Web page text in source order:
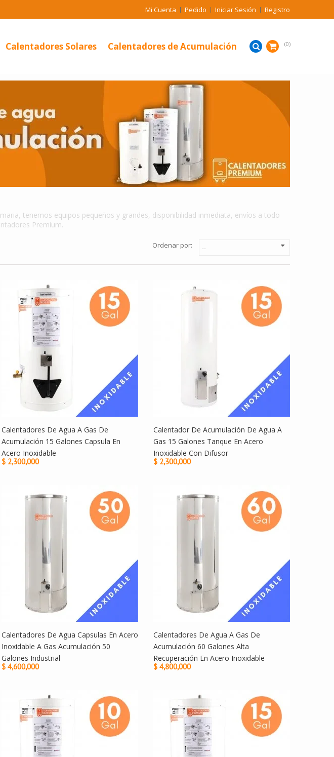
Mi Cuenta Pedido Iniciar Sesión Registro
Calentadores Solares Calentadores de Acumulación 0
tenemos equipos pequeños y grandes, disponibilidad inmediata, envíos a todo
Premium.
Ordenar por:
Calentadores De Agua A Gas De
Acumulación 15 Galones Capsula En
Acero Inoxidable
$ 2,300,000
Calentador De Acumulación De Agua A
Gas 15 Galones Tanque En Acero
Inoxidable Con Difusor
$ 2,300,000
Calentadores De Agua Capsulas En Acero
Inoxidable A Gas Acumulación 50
Galones Industrial
$ 4,600,000
Calentadores De Agua A Gas De
Acumulación 60 Galones Alta
Recuperación En Acero Inoxidable
$ 4,800,000